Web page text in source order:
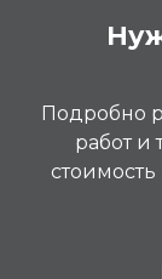
Подробно
работ и